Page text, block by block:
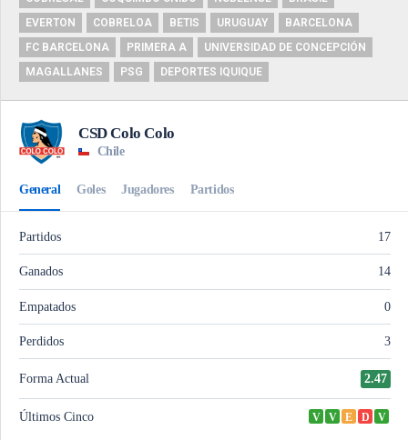
EVERTON
COBRELOA BETIS URUGUAY
BARCELONA
FC BARCELONA
PRIMERA A
UNIVERSIDAD DE CONCEPCIÓN
MAGALLANES
PSG DEPORTES IQUIQUE